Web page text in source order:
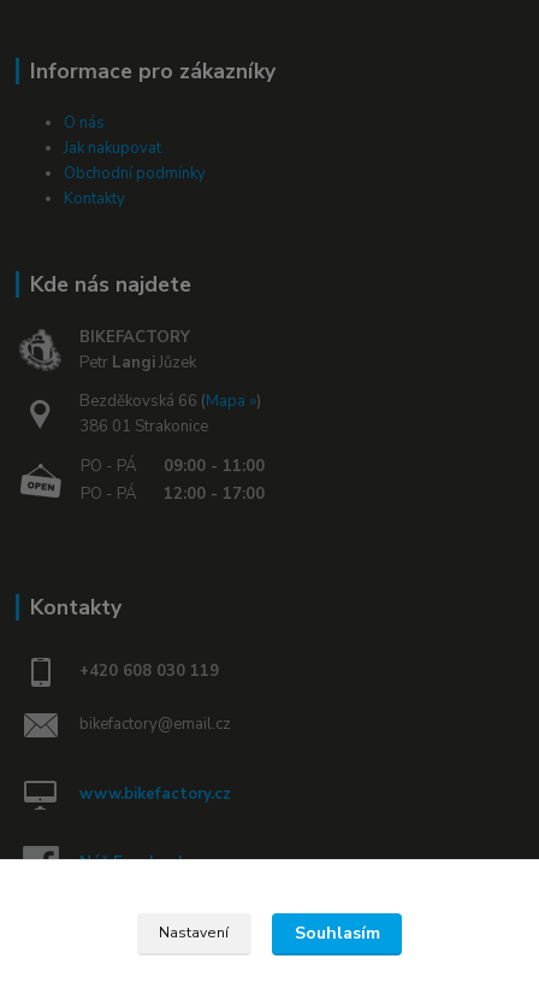
Informace pro zákazníky
O nás
Jak nakupovat
Obchodní podmínky
Kontakty
Kde nás najdete
BIKEFACTORY
Petr LangiJůzek
Bezděkovská 66 (Mapa »)
386 01 Strakonice
PO - PÁ
09:00 - 11:00
PO - PÁ
12:00 - 17:00
Kontakty
+420 608 030 119
bikefactory@email.cz
www.bikefactory.cz
Náš Facebook »
Nastavení Souhlasím